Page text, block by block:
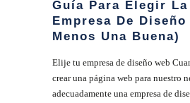
Guía Para Elegir
Empresa De
Menos Una Buena)
Elije tu empresa de diseño web
crear una página web para nuestro
adecuadamente una empresa de